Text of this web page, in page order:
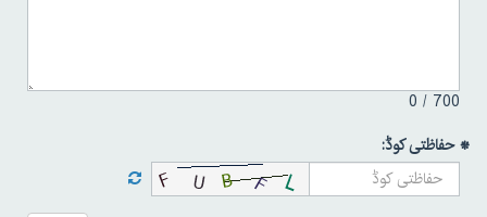
700 /
0
* حفاظتی کوڈ: